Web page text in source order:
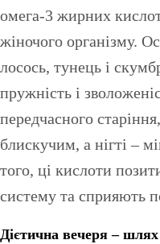
омега-3 жирних
жіночого організму.
лосось, тунець і
пружність і
передчасного
блискучим, а нігті –
того, ці кислоти
систему та сприяють
Дієтична вечеря – шлях